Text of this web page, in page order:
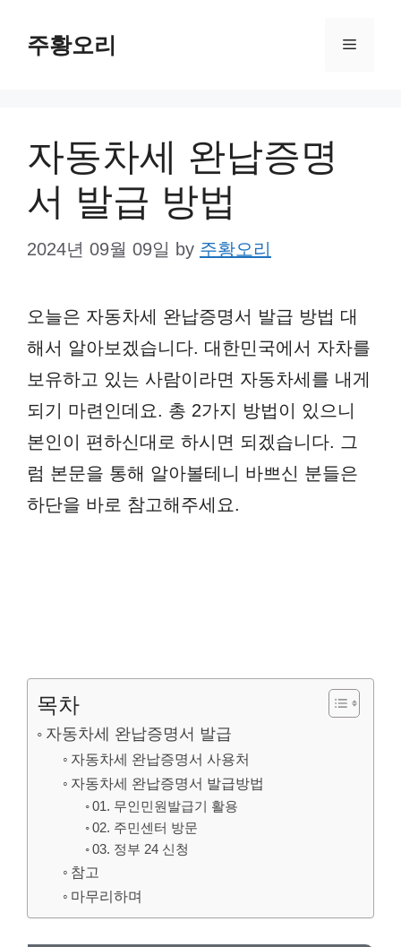
주황오리 Menu
자동차세 완납증명
서 발급 방법
2024년 09월 09일 by 주황오리
오늘은 자동차세 완납증명서 발급 방법 대
해서 알아보겠습니다. 대한민국에서 자차를
보유하고 있는 사람이라면 자동차세를 내게
되기 마련인데요. 총 2가지 방법이 있으니
본인이 편하신대로 하시면 되겠습니다. 그
럼 본문을 통해 알아볼테니 바쁘신 분들은
하단을 바로 참고해주세요.
목차
자동차세 완납증명서 발급
자동차세 완납증명서 사용처
자동차세 완납증명서 발급방법
01. 무인민원발급기 활용
02. 주민센터 방문
03. 정부 24 신청
참고
마무리하며